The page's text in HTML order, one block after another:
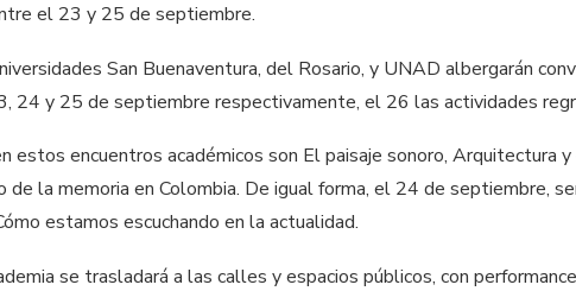
el 23 y 25 de septiembre.
San Buenaventura, del Rosario, y UNAD albergarán
24 y 25 de septiembre respectivamente, el 26 las actividades
encuentros académicos son El paisaje sonoro, Arquitectura y
de la memoria en Colombia. De igual forma, el 24 de septiembre,
estamos escuchando en la actualidad.
se trasladará a las calles y espacios públicos, con